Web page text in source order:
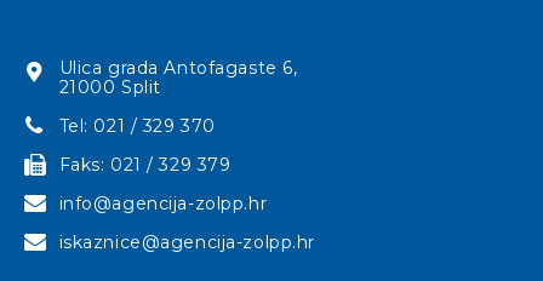
Ulica grada Antofagaste 6,
21000 Split
Tel: 021 / 329 370
Faks: 021 / 329 379
info@agencija-zolpp.hr
iskaznice@agencija-zolpp.hr